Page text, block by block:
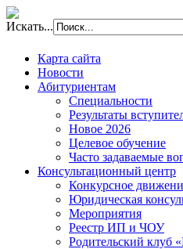
Искать...
Карта сайта
Новости
Абитуриентам
Специальности
Результаты
Новое 2026
Целевое обучение
Часто задаваемые
Консультационный центр
Конкурсное
Юридическая
Мероприятия
Реестр ИП и ЧОУ
Родительский клуб